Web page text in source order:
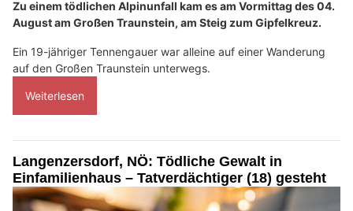
Zu einem tödlichen Alpinunfall kam es am Vormittag des 04.
August am Großen Traunstein, am Steig zum Gipfelkreuz.
Ein 19-jähriger Tennengauer war alleine auf einer Wanderung
auf den Großen Traunstein unterwegs.
Weiterlesen
Langenzersdorf, NÖ: Tödliche Gewalt in
Einfamilienhaus – Tatverdächtiger (18) gesteht